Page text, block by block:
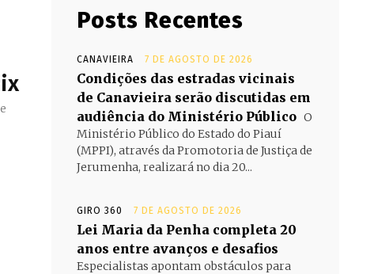
Posts Recentes
CANAVIEIRA 7 DE AGOSTO DE 2026
Condições das estradas vicinais
de Canavieira serão discutidas em
audiência do Ministério Público O
Ministério Público do Estado do Piauí
(MPPI), através da Promotoria de Justiça de
Jerumenha, realizará no dia 20...
GIRO 360 7 DE AGOSTO DE 2026
Lei Maria da Penha completa 20
anos entre avanços e desafios
Especialistas apontam obstáculos para